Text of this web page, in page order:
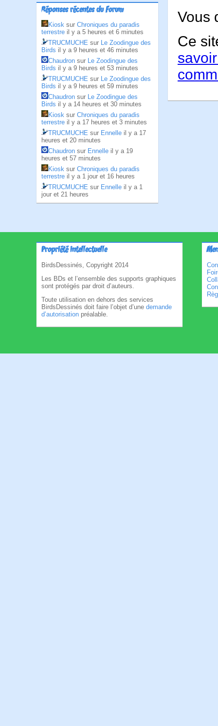
Réponses récentes du Forum
Kiosk sur Chroniques du paradis
terrestre il y a 5 heures et 6 minutes
TRUCMUCHE sur Le Zoodingue des
Birds il y a 9 heures et 46 minutes
Chaudron sur Le Zoodingue des
Birds il y a 9 heures et 53 minutes
TRUCMUCHE sur Le Zoodingue des
Birds il y a 9 heures et 59 minutes
Chaudron sur Le Zoodingue des
Birds il y a 14 heures et 30 minutes
Kiosk sur Chroniques du paradis
terrestre il y a 17 heures et 3 minutes
TRUCMUCHE sur Ennelle il y a 17
heures et 20 minutes
Chaudron sur Ennelle il y a 19
heures et 57 minutes
Kiosk sur Chroniques du paradis
terrestre il y a 1 jour et 16 heures
TRUCMUCHE sur Ennelle il y a 1
jour et 21 heures
Vous
Ce
Propriété intellectuelle
BirdsDessinés, Copyright 2014
Les BDs et l’ensemble des supports graphiques
sont protégés par droit d’auteurs.
Toute utilisation en dehors des services
BirdsDessinés doit faire l’objet d’une demande
d’autorisation préalable.